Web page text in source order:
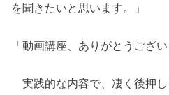
を聞きたいと思います。」
「動画講座、ありがとうござい
実践的な内容で、凄く後押し